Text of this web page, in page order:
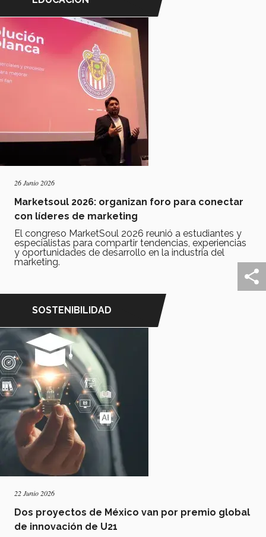
26 Junio 2026
Marketsoul 2026: organizan foro para conectar
con líderes de marketing
El congreso MarketSoul 2026 reunió a estudiantes y
especialistas para compartir tendencias, experiencias
y oportunidades de desarrollo en la industria del
marketing.
SOSTENIBILIDAD
22 Junio 2026
Dos proyectos de México van por premio global
de innovación de U21